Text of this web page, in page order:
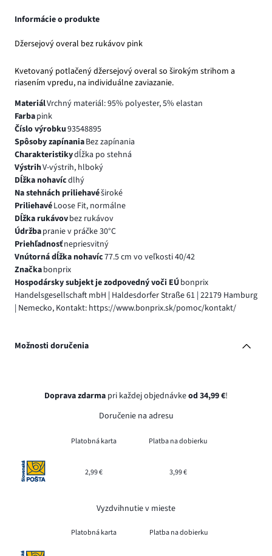
Informácie o produkte
Džersejový overal bez rukávov pink
Kvetovaný potlačený džersejový overal so širokým strihom a
riasením vpredu, na individuálne zaviazanie.
MateriálVrchný materiál: 95% polyester, 5% elastan
Farbapink
Číslo výrobku93548895
Spôsoby zapínaniaBez zapínania
Charakteristikydĺžka po stehná
VýstrihV-výstrih, hlboký
Dĺžka nohavícdlhý
Na stehnách priliehavéširoké
PriliehavéLoose Fit, normálne
Dĺžka rukávovbez rukávov
Údržbapranie v práčke 30°C
Priehľadnosťnepriesvitný
Vnútorná dĺžka nohavíc77.5 cm vo veľkosti 40/42
Značkabonprix
Hospodársky subjekt je zodpovedný voči EÚbonprix
Handelsgesellschaft mbH | Haldesdorfer Straße 61 | 22179 Hamburg
| Nemecko, Kontakt: https://www.bonprix.sk/pomoc/kontakt/
Možnosti doručenia
Doprava zdarma pri každej objednávkeod 34,99 €!
Doručenie na adresu
Platobná karta Platba na dobierku
2,99 € 3,99 €
Vyzdvihnutie v mieste
Platobná karta Platba na dobierku